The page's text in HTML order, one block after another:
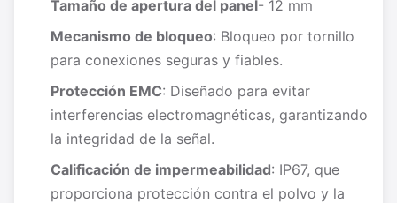
Tamaño de apertura del panel- 12 mm
Mecanismo de bloqueo: Bloqueo por tornillo
para conexiones seguras y fiables.
Protección EMC: Diseñado para evitar
interferencias electromagnéticas, garantizando
la integridad de la señal.
Calificación de impermeabilidad: IP67, que
proporciona protección contra el polvo y la